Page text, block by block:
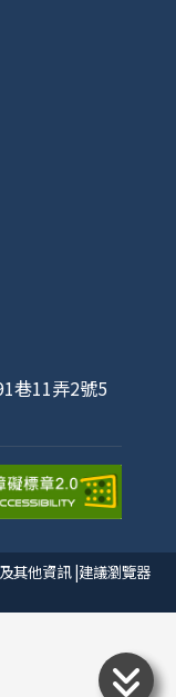
巷11弄2號5
其他資訊 |建議瀏覽器